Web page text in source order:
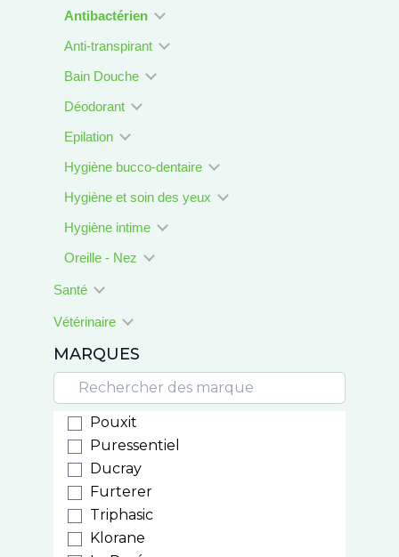
Antibactérien
Anti-transpirant
Bain Douche
Déodorant
Epilation
Hygiène bucco-dentaire
Hygiène et soin des yeux
Hygiène intime
Oreille - Nez
Santé
Vétérinaire
MARQUES
Pouxit
Puressentiel
Ducray
Furterer
Triphasic
Klorane